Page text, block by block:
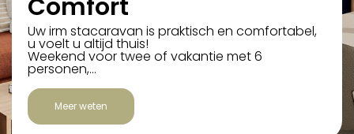
Comfort
Uw irm stacaravan is praktisch en comfortabel,
u voelt u altijd thuis!
Weekend voor twee of vakantie met 6
personen,…
Meer weten